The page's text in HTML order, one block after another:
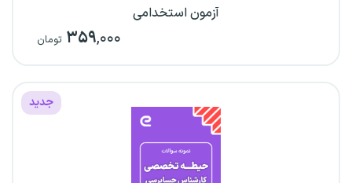
آزمون استخدامی
۳۵۹,۰۰۰ تومان
جدید